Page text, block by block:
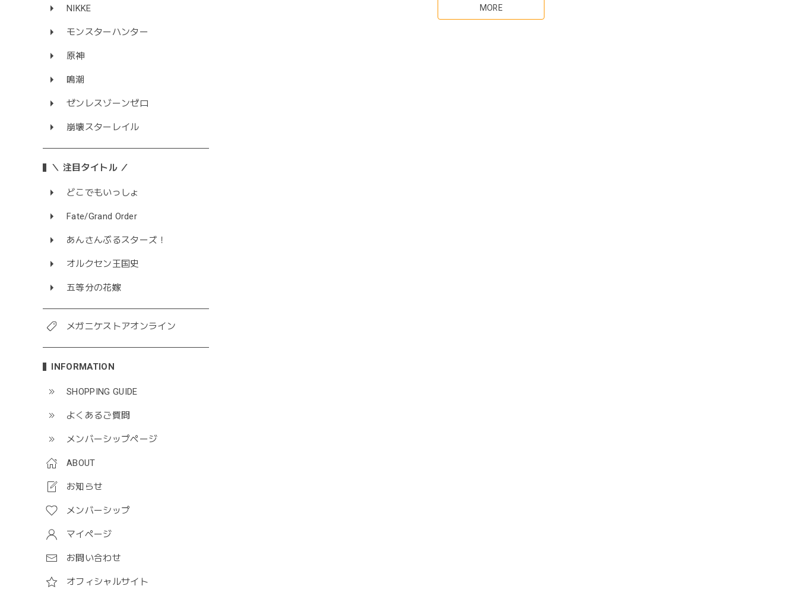
NIKKE
モンスターハンター
原神
鳴潮
ゼンレスゾーンゼロ
崩壊スターレイル
＼ 注目タイトル ／
どこでもいっしょ
Fate/Grand Order
あんさんぶるスターズ！
オルクセン王国史
五等分の花嫁
メガニケストアオンライン
INFORMATION
SHOPPING GUIDE
よくあるご質問
メンバーシップページ
ABOUT
お知らせ
メンバーシップ
マイページ
お問い合わせ
オフィシャルサイト
MORE